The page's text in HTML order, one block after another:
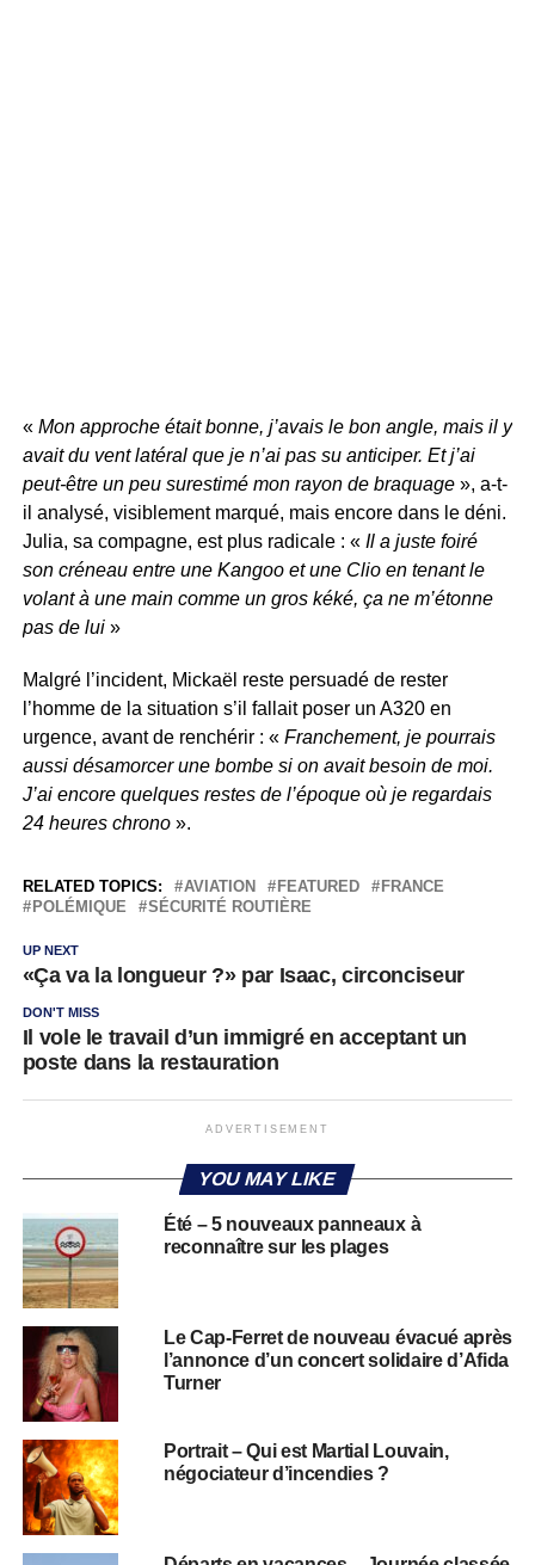
« Mon approche était bonne, j’avais le bon angle, mais il y
avait du vent latéral que je n’ai pas su anticiper. Et j’ai
peut-être un peu surestimé mon rayon de braquage», a-t-
il analysé, visiblement marqué, mais encore dans le déni.
Julia, sa compagne, est plus radicale : « Il a juste foiré
son créneau entre une Kangoo et une Clio en tenant le
volant à une main comme un gros kéké, ça ne m’étonne
pas de lui»
Malgré l’incident, Mickaël reste persuadé de rester
l’homme de la situation s’il fallait poser un A320 en
urgence, avant de renchérir : « Franchement, je pourrais
aussi désamorcer une bombe si on avait besoin de moi.
J’ai encore quelques restes de l’époque où je regardais
24 heures chrono».
RELATED TOPICS: AVIATION FEATURED
FRANCE
POLÉMIQUE
SÉCURITÉ ROUTIÈRE
UP NEXT
«Ça va la longueur ?» par Isaac, circonciseur
DON'T MISS
Il vole le travail d’un immigré en acceptant un
poste dans la restauration
ADVERTISEMENT
YOU MAY LIKE
Été – 5 nouveaux panneaux à
reconnaître sur les plages
Le Cap-Ferret de nouveau évacué après
l’annonce d’un concert solidaire d’Afida
Turner
Portrait – Qui est Martial Louvain,
négociateur d’incendies ?